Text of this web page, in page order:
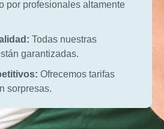
por profesionales altamente
Todas nuestras
garantizadas.
Ofrecemos tarifas
sorpresas.